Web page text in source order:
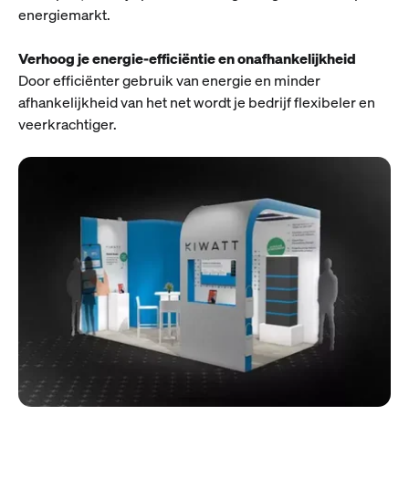
energiemarkt.
Verhoog je energie-efficiëntie en onafhankelijkheid
Door efficiënter gebruik van energie en minder
afhankelijkheid van het net wordt je bedrijf flexibeler en
veerkrachtiger.